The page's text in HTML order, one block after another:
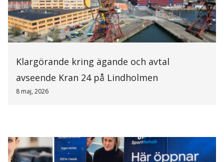
Klargörande kring ägande och avtal
avseende Kran 24 på Lindholmen
8 maj, 2026